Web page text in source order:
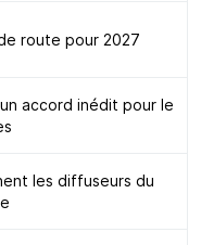
route pour 2027
accord inédit pour le
les diffuseurs du